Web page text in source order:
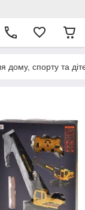
дому, спорту та